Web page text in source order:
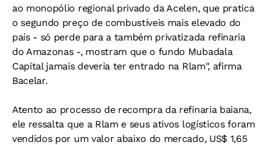
ao monopólio regional privado da Acelen, que pratica
o segundo preço de combustíveis mais elevado do
país - só perde para a também privatizada refinaria
do Amazonas -, mostram que o fundo Mubadala
Capital jamais deveria ter entrado na Rlam", afirma
Bacelar.
Atento ao processo de recompra da refinaria baiana,
ele ressalta que a Rlam e seus ativos logísticos foram
vendidos por um valor abaixo do mercado, US$ 1,65